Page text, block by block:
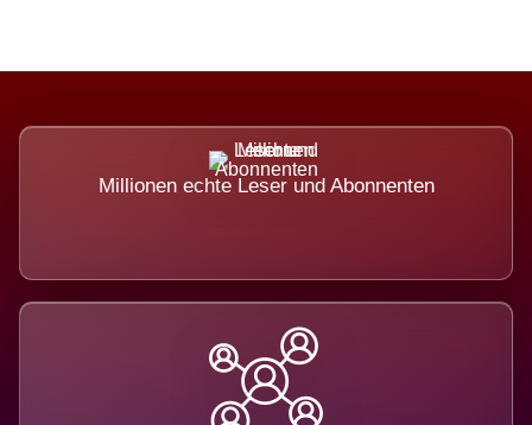
Millionen echte Leser und Abonnenten